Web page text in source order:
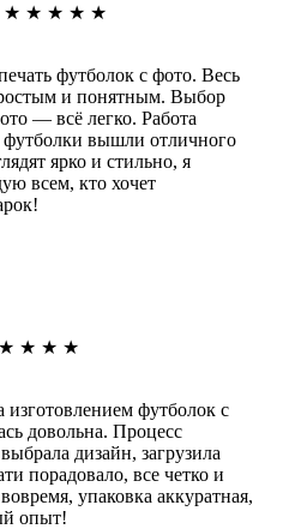
★ ★ ★ ★ ★
футболок с фото. Весь
и понятным. Выбор
— всё легко. Работа
вышли отличного
ярко и стильно, я
всем, кто хочет
★ ★ ★ ★
изготовлением футболок с
довольна. Процесс
дизайн, загрузила
порадовало, все четко и
упаковка аккуратная,
опыт!